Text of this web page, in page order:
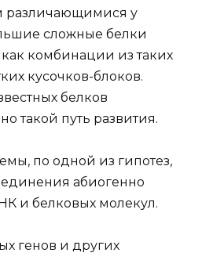
различающимися у
сложные белки
как комбинации из таких
кусочков-блоков.
белков
такой путь развития.
по одной из гипотез,
абиогенно
и белковых молекул.
генов и других